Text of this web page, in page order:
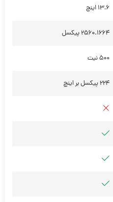
13.6 اینچ
2560.1664 پیکسل
500 نیت
224 پیکسل بر اینچ